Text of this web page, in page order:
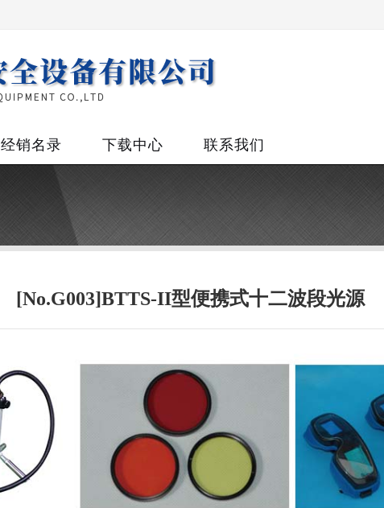
经销名录 下载中心 联系我们
[No.G003]BTTS-II型便携式十二波段光源